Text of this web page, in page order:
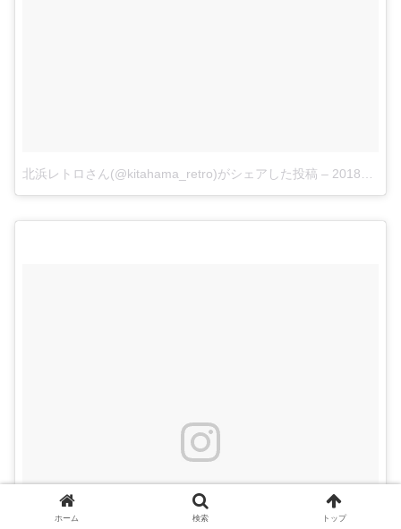
北浜レトロさん(@kitahama_retro)がシェアした投稿 – 2018年 4月月26日午後7時40分PDT
ホーム 検索 トップ